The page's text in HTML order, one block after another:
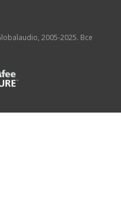
2005-2025. Все